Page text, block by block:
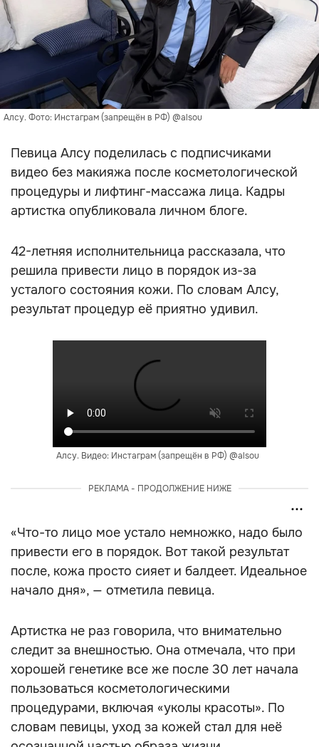
Алсу. Фото: Инстаграм (запрещён в РФ) @alsou
Певица Алсу поделилась с подписчиками
видео без макияжа после косметологической
процедуры и лифтинг-массажа лица. Кадры
артистка опубликовала личном блоге.
42-летняя исполнительница рассказала, что
решила привести лицо в порядок из-за
усталого состояния кожи. По словам Алсу,
результат процедур её приятно удивил.
Алсу. Видео: Инстаграм (запрещён в РФ) @alsou
РЕКЛАМА - ПРОДОЛЖЕНИЕ НИЖЕ
«Что-то лицо мое устало немножко, надо было
привести его в порядок. Вот такой результат
после, кожа просто сияет и балдеет. Идеальное
начало дня», — отметила певица.
Артистка не раз говорила, что внимательно
следит за внешностью. Она отмечала, что при
хорошей генетике все же после 30 лет начала
пользоваться косметологическими
процедурами, включая «уколы красоты». По
словам певицы, уход за кожей стал для неё